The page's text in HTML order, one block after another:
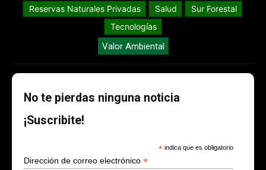
Reservas Naturales Privadas
Salud
Sur Forestal
Tecnologías
Valor Ambiental
No te pierdas ninguna noticia
¡Suscribite!
* indica que es obligatorio
Dirección de correo electrónico *